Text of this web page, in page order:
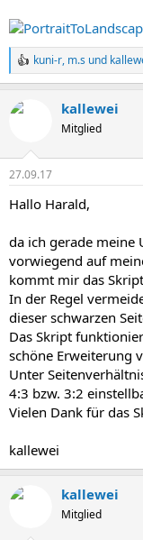
R
e
k
e
:
kuni-r, m.s und
kallewei
Mitglied
27.09.17
Hallo Harald,
da ich gerade meine
vorwiegend auf
kommt mir das
In der Regel
dieser schwarzen
Das Skript
schöne Erweiterung
Unter
4:3 bzw. 3:2
Vielen Dank für das
kallewei
kallewei
Mitglied